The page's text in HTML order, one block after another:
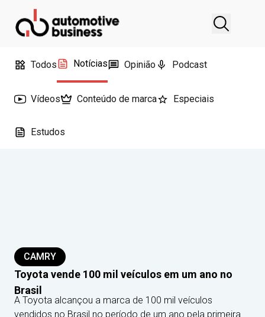
Todos Notícias Opinião Podcast
Vídeos Conteúdo de marca Especiais
Estudos
CAMRY
Toyota vende 100 mil veículos em um ano no
Brasil
A Toyota alcançou a marca de 100 mil veículos
vendidos no Brasil no período de um ano pela primeira